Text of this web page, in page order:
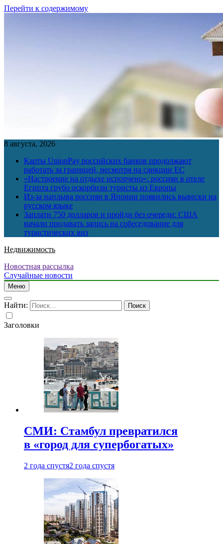
Перейти к содержимому
8 августа, 2026
Карты UnionPay российских банков продолжают
работать за границей, несмотря на санкции ЕС
«Настроение на отдыхе испорчено»: россиян в отеле
Египта грубо оскорбили туристы из Европы
Из-за наплыва россиян в Японии появились вывески на
русском языке
Заплати 750 долларов и пройди без очереди: США
начали продавать запись на собеседование для
туристических виз
Недвижимость
Новостная рассылка
Случайные новости
Меню
Найти:
Заголовки
СМИ: Стамбул превратился
в «город для супербогатых»
2 года спустя2 года спустя